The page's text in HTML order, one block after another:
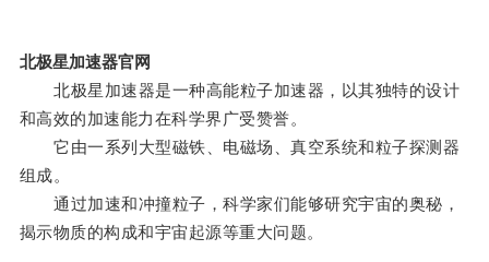
北极星加速器官网
北极星加速器是一种高能粒子加速器，以其独特的设计
和高效的加速能力在科学界广受赞誉。
它由一系列大型磁铁、电磁场、真空系统和粒子探测器
组成。
通过加速和冲撞粒子，科学家们能够研究宇宙的奥秘，
揭示物质的构成和宇宙起源等重大问题。